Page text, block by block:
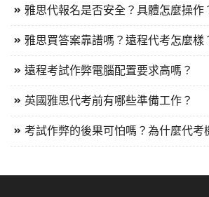
雅思代報名是否安全？具體怎麼操作
雅思買答案靠譜嗎？遠程代考怎麼樣
遠程考試作弊電腦配置要求高嗎？
英國雅思代考前有哪些準備工作？
考試作弊的後果可怕嗎？為什麼代考